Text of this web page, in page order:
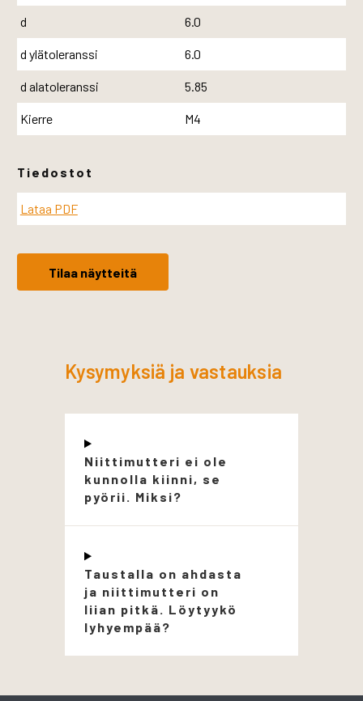
d 6.0
d ylätoleranssi 6.0
d alatoleranssi 5.85
Kierre M4
Tiedostot
Lataa PDF
Tilaa näytteitä
Kysymyksiä ja vastauksia
Niittimutteri ei ole
kunnolla kiinni, se
pyörii. Miksi?
Taustalla on ahdasta
ja niittimutteri on
liian pitkä. Löytyykö
lyhyempää?